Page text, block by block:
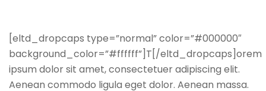
[eltd_dropcaps type=”normal” color=”#000000″
background_color=”#ffffff”]T[/eltd_dropcaps]orem
ipsum dolor sit amet, consectetuer adipiscing elit.
Aenean commodo ligula eget dolor. Aenean massa.